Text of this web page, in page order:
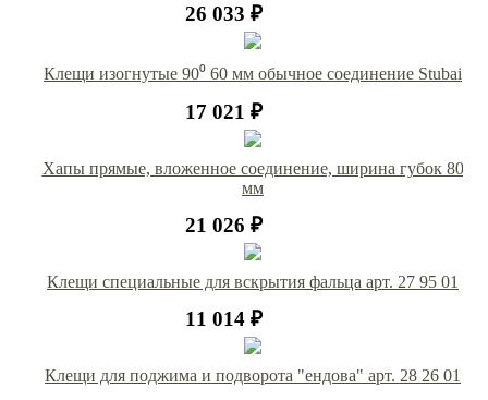
26 033 ₽
Клещи изогнутые 90⁰ 60 мм обычное соединение Stubai
17 021 ₽
Хапы прямые, вложенное соединение, ширина губок 80
мм
21 026 ₽
Клещи специальные для вскрытия фальца арт. 27 95 01
11 014 ₽
Клещи для поджима и подворота "ендова" арт. 28 26 01